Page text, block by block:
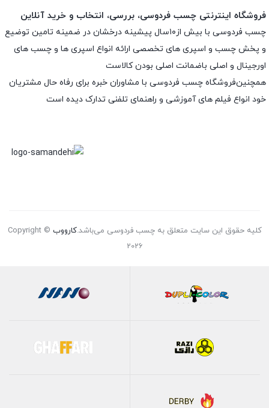
فروشگاه اینترنتی چسب فردوسی، بررسی، انتخاب و خرید آنلاین
چسب فردوسی با بیش از۱۰سال پیشینه درخشان در ضمینه تامین توضیع
و پخش چسب و اسپری های تخصصی ارائه انواع اسپری ها و چسب های
اورجینال و اصلی باضمانت اصلی بودن کالاست
همچنین‌فروشگاه چسب فردوسی با مشاوران خبره برای رفاه حال مشتریان
خود انواع فیلم های آموزشی و راهنمای تلفنی تدارک دیده است
کلیه حقوق این سایت متعلق به چسب فردوسی می‌باشد.کارووب Copyright ©
2026